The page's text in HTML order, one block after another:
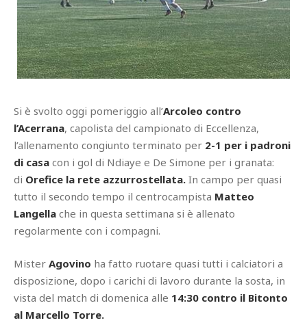
Si è svolto oggi pomeriggio all’Arcoleo contro
l’Acerrana, capolista del campionato di Eccellenza,
l’allenamento congiunto terminato per 2-1 per i padroni
di casa con i gol di Ndiaye e De Simone per i granata:
di Orefice la rete azzurrostellata. In campo per quasi
tutto il secondo tempo il centrocampista Matteo
Langella che in questa settimana si è allenato
regolarmente con i compagni.
Mister Agovino ha fatto ruotare quasi tutti i calciatori a
disposizione, dopo i carichi di lavoro durante la sosta, in
vista del match di domenica alle 14:30 contro il Bitonto
al Marcello Torre.